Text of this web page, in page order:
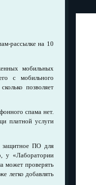
рассылке на 10
мобильных
с мобильного
позволяет
спама нет.
платной услуги
защитное ПО для
у «Лаборатории
может проверять
легко добавлять